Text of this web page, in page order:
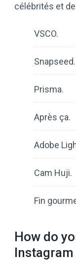
célébrités et
VSCO.
Snapseed.
Prisma.
Après ça.
Adobe
Cam Huji.
Fin
How do